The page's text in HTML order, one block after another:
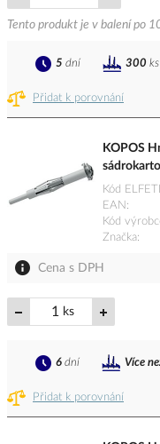
Tento produkt je v balení po
Přidat k porovnání
5 dní 300 ks
KOPOS
Kód
EAN
Kód
Značka
Cena s DPH
ks
Přidat k porovnání
6 dní Více